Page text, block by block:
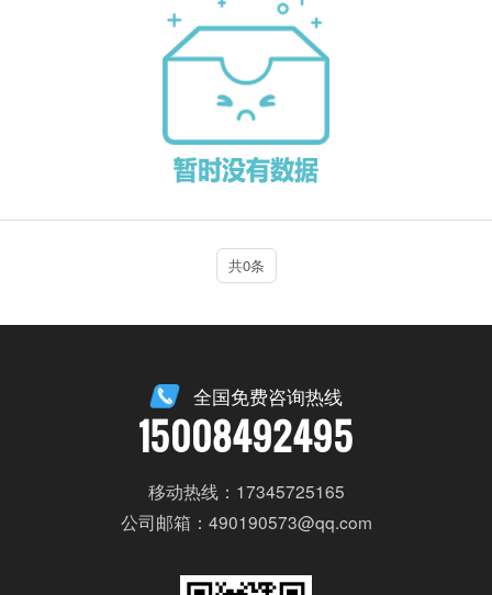
共0条
全国免费咨询热线
15008492495
移动热线：17345725165
公司邮箱：490190573@qq.com